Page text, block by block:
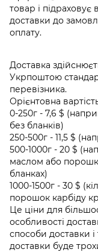
товар і підраховує
доставки до
оплату.
Доставка
Укрпоштою
перевізника.
Орієнтовна
0-250г - 7,6 $
без бланків)
250-500г - 11,5 $
500-1000г - 20 $
маслом або
бланках)
1000-1500г - 30 $
порошок карбіду
Це ціни для
особливості
способи доставки і
доставки буде